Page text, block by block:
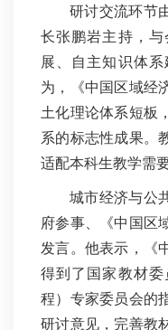
研讨交流环节
长张鹏岩主持，
展、自主知识体
为，《中国区域经
土化理论体系短板
系的标志性成果。
适配本科生教学需要
城市经济与公
府参事、《中国区
发言。他表示，《
得到了国家教材
程）专家委员会的
研讨意见，完善教